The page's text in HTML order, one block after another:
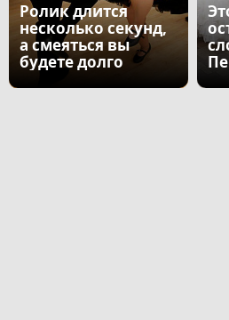
Ролик длится
несколько секунд,
а смеяться вы
будете долго